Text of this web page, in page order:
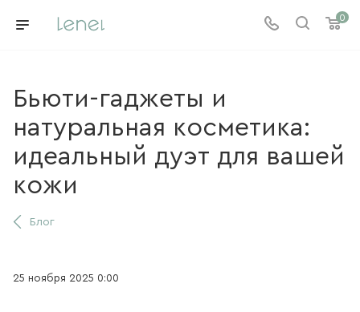
0
Бьюти-гаджеты и
натуральная косметика:
идеальный дуэт для вашей
кожи
Блог
25 ноября 2025 0:00